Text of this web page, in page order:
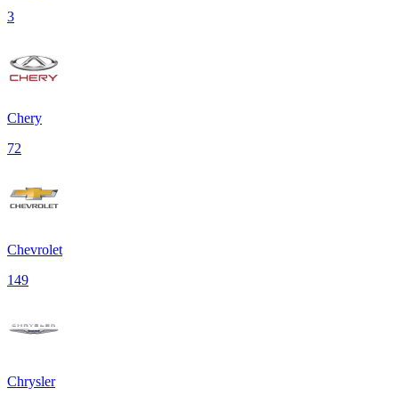
3
Chery
72
Chevrolet
149
Chrysler